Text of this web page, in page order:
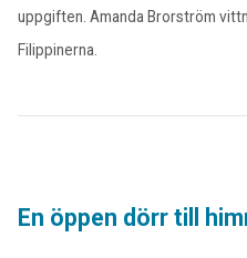
uppgiften. Amanda Brorström
Filippinerna.
En öppen dörr till